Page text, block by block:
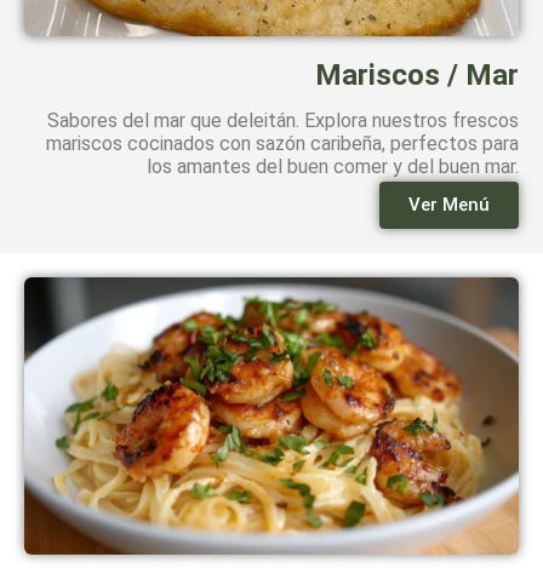
Mariscos / Mar
Sabores del mar que deleitán. Explora nuestros frescos
mariscos cocinados con sazón caribeña, perfectos para
los amantes del buen comer y del buen mar.
Ver Menú